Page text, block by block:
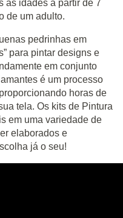
as idades a partir de 7
de um adulto.
pedrinhas em
para pintar designs e
em conjunto
é um processo
horas de
tela. Os kits de Pintura
em uma variedade de
elaborados e
já o seu!